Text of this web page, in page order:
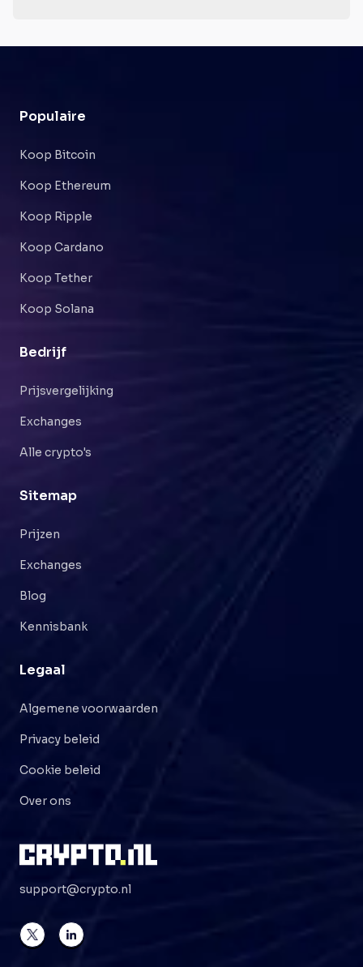
Populaire
Koop Bitcoin
Koop Ethereum
Koop Ripple
Koop Cardano
Koop Tether
Koop Solana
Bedrijf
Prijsvergelijking
Exchanges
Alle crypto's
Sitemap
Prijzen
Exchanges
Blog
Kennisbank
Legaal
Algemene voorwaarden
Privacy beleid
Cookie beleid
Over ons
support@crypto.nl